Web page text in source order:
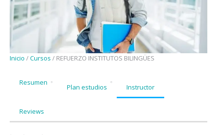
Inicio /Cursos / REFUERZO INSTITUTOS BILINGÜES
Resumen
Plan estudios Instructor
Reviews